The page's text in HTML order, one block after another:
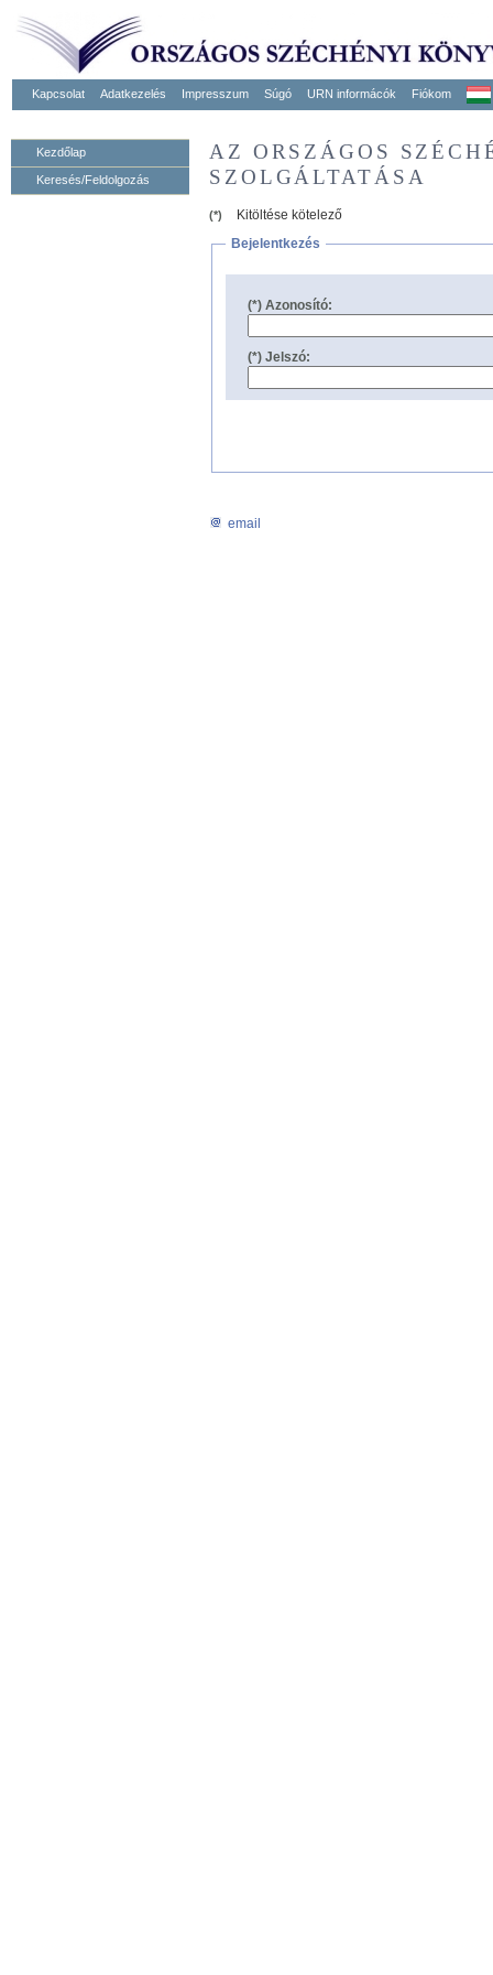
Kapcsolat Adatkezelés Impresszum Súgó URN informácók Fiókom
Kezdőlap
Keresés/Feldolgozás
AZ ORSZÁGOS
SZOLGÁLTATÁSA
(*)
Kitöltése kötelező
Bejelentkezés
(*) Azonosító:
(*) Jelszó:
email